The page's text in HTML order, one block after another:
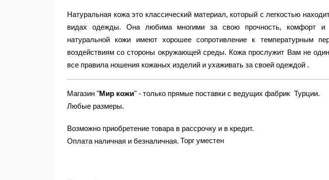
Натуральная кожа это классический материал, который с легкостью
видах одежды. Она любима многими за свою прочность, комфорт и
натуральной кожи имеют хорошее сопротивление к температурным
воздействиям со стороны окружающей среды. Кожа прослужит Вам не
все правила ношения кожаных изделий и ухаживать за своей одеждой .
Магазин "Мир кожи" - только прямые поставки с ведущих фабрик Турции.
Любые размеры.
Возможно приобретение товара в рассрочку и в кредит.
Оплата наличная и безналичная. Торг уместен